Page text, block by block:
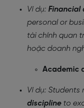
Ví dụ: Financial
personal or
tài chính quan
hoặc doanh
Academic
Ví dụ:
discipline to